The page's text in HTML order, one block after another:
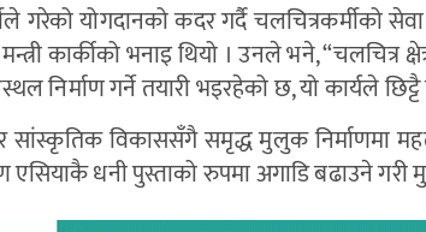
गरेको योगदानको कदर गर्दै चलचित्रकर्मीको
कार्कीको भनाइ थियो । उनले भने, “चलचित्र
निर्माण गर्ने तयारी भइरहेको छ, यो कार्यले
विकाससँगै समृद्ध मुलुक निर्माणमा
धनी पुस्ताको रुपमा अगाडि बढाउने गरी